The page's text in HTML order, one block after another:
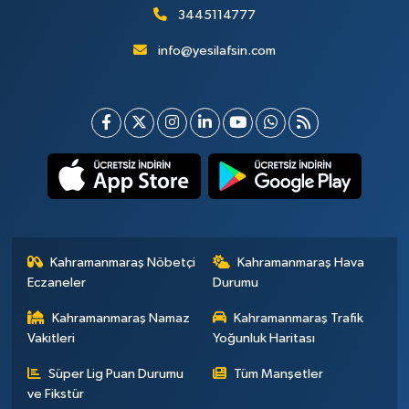
3445114777
info@yesilafsin.com
Kahramanmaraş Nöbetçi
Eczaneler
Kahramanmaraş Hava
Durumu
Kahramanmaraş Namaz
Vakitleri
Kahramanmaraş Trafik
Yoğunluk Haritası
Süper Lig Puan Durumu
ve Fikstür
Tüm Manşetler